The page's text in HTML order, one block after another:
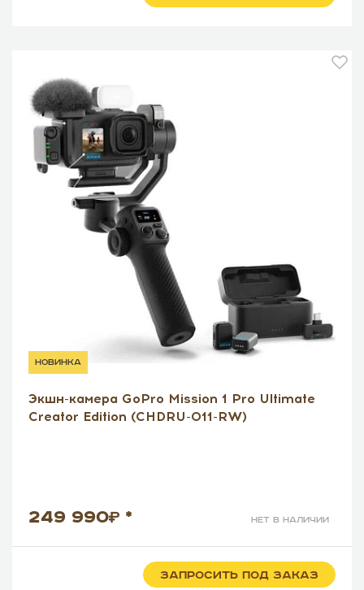
новинка
Экшн-камера GoPro Mission 1 Pro Ultimate
Creator Edition (CHDRU-011-RW)
249 990 * нет в наличии
ЗАПРОСИТЬ ПОД ЗАКАЗ